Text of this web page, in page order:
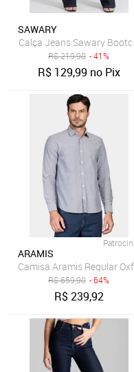
SAWARY
Calça Jeans Sawary
R$219,90 - 41%
R$ 129,99 no Pix
ARAMIS
Camisa Aramis Regular
R$659,90 - 64%
R$239,92